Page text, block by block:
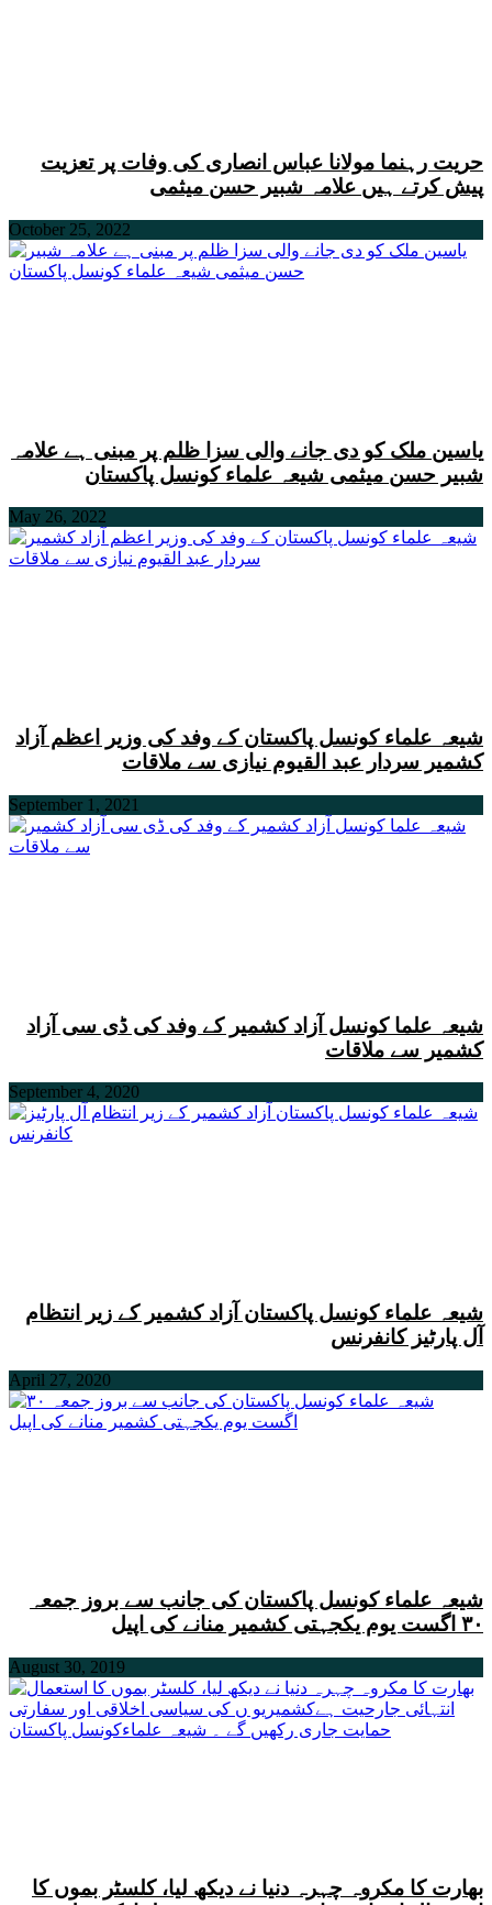
حریت رہنما مولانا عباس انصاری کی وفات پر تعزیت
پیش کرتے ہیں علامہ شبیر حسن میثمی
October 25, 2022
یاسین ملک کو دی جانے والی سزا ظلم پر مبنی ہے علامہ
شبیر حسن میثمی شیعہ علماء کونسل پاکستان
May 26, 2022
شیعہ علماء کونسل پاکستان کے وفد کی وزیر اعظم آزاد
کشمیر سردار عبد القیوم نیازی سے ملاقات
September 1, 2021
شیعہ علما کونسل آزاد کشمیر کے وفد کی ڈی سی آزاد
کشمیر سے ملاقات
September 4, 2020
شیعہ علماء کونسل پاکستان آزاد کشمیر کے زیر انتظام
آل پارٹیز کانفرنس
April 27, 2020
شیعہ علماء کونسل پاکستان کی جانب سے بروز جمعہ
۳۰ اگست یوم یکجہتی کشمیر منانے کی اپیل
August 30, 2019
بھارت کا مکروہ چہرہ دنیا نے دیکھ لیا، کلسٹر بموں کا